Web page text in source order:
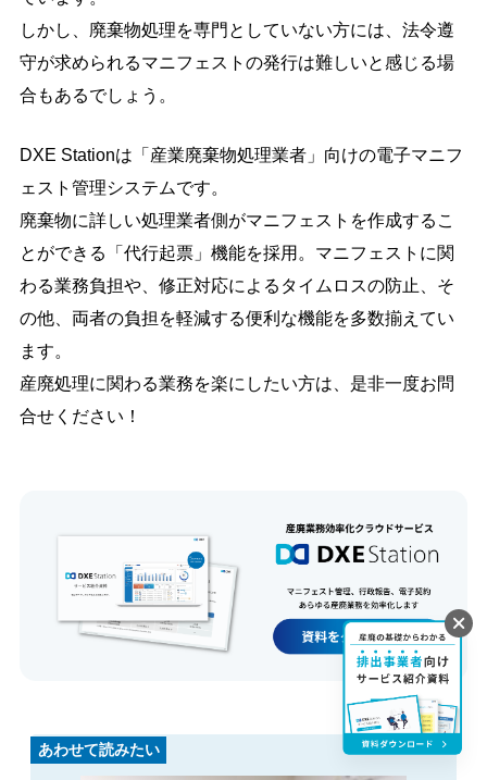
しかし、廃棄物処理を専門としていない方には、法令遵
守が求められるマニフェストの発行は難しいと感じる場
合もあるでしょう。
DXE Stationは「産業廃棄物処理業者」向けの電子マニフ
ェスト管理システムです。
廃棄物に詳しい処理業者側がマニフェストを作成するこ
とができる「代行起票」機能を採用。マニフェストに関
わる業務負担や、修正対応によるタイムロスの防止、そ
の他、両者の負担を軽減する便利な機能を多数揃えてい
ます。
産廃処理に関わる業務を楽にしたい方は、是非一度お問
合せください！
あわせて読みたい